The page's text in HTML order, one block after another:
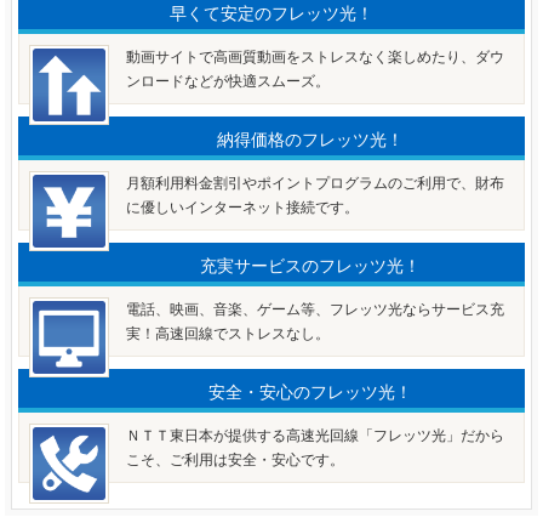
早くて安定のフレッツ光！
動画サイトで高画質動画をストレスなく楽しめたり、ダウ
ンロードなどが快適スムーズ。
納得価格のフレッツ光！
月額利用料金割引やポイントプログラムのご利用で、財布
に優しいインターネット接続です。
充実サービスのフレッツ光！
電話、映画、音楽、ゲーム等、フレッツ光ならサービス充
実！高速回線でストレスなし。
安全・安心のフレッツ光！
ＮＴＴ東日本が提供する高速光回線「フレッツ光」だから
こそ、ご利用は安全・安心です。